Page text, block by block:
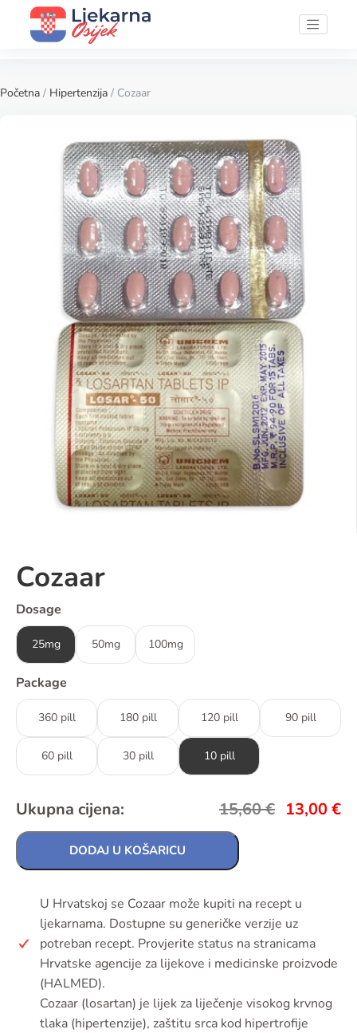
Početna / Hipertenzija / Cozaar
Cozaar
Dosage
25mg 50mg 100mg
Package
360 pill 180 pill 120 pill 90 pill
60 pill 30 pill 10 pill
Ukupna cijena: 15,60€ 13,00€
DODAJ U KOŠARICU
U Hrvatskoj se Cozaar može kupiti na recept u
ljekarnama. Dostupne su generičke verzije uz
potreban recept. Provjerite status na stranicama
Hrvatske agencije za lijekove i medicinske proizvode
(HALMED).
Cozaar (losartan) je lijek za liječenje visokog krvnog
tlaka (hipertenzije), zaštitu srca kod hipertrofije